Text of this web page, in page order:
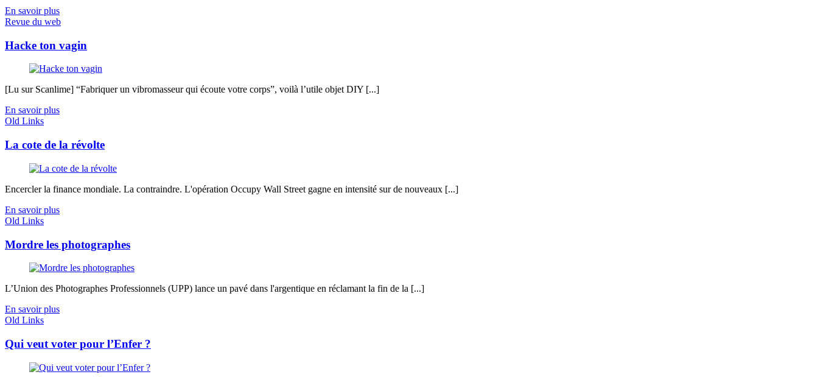
En savoir plus
Revue du web
Hacke ton vagin
[Lu sur Scanlime] “Fabriquer un vibromasseur qui écoute votre corps”, voilà l’utile objet DIY [...]
En savoir plus
Old Links
La cote de la révolte
Encercler la finance mondiale. La contraindre. L'opération Occupy Wall Street gagne en intensité sur de nouveaux [...]
En savoir plus
Old Links
Mordre les photographes
L’Union des Photographes Professionnels (UPP) lance un pavé dans l'argentique en réclamant la fin de la [...]
En savoir plus
Old Links
Qui veut voter pour l’Enfer ?